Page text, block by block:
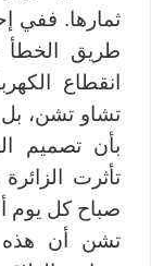
ثمارها. ففي
طريق
انقطاع
تشاو تشن، بل
بأن تصميم
تأثرت
صباح كل يوم
تشن أن هذه